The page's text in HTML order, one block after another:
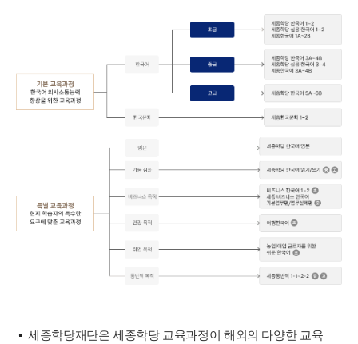
세종학당재단은 세종학당 교육과정이 해외의 다양한 교육